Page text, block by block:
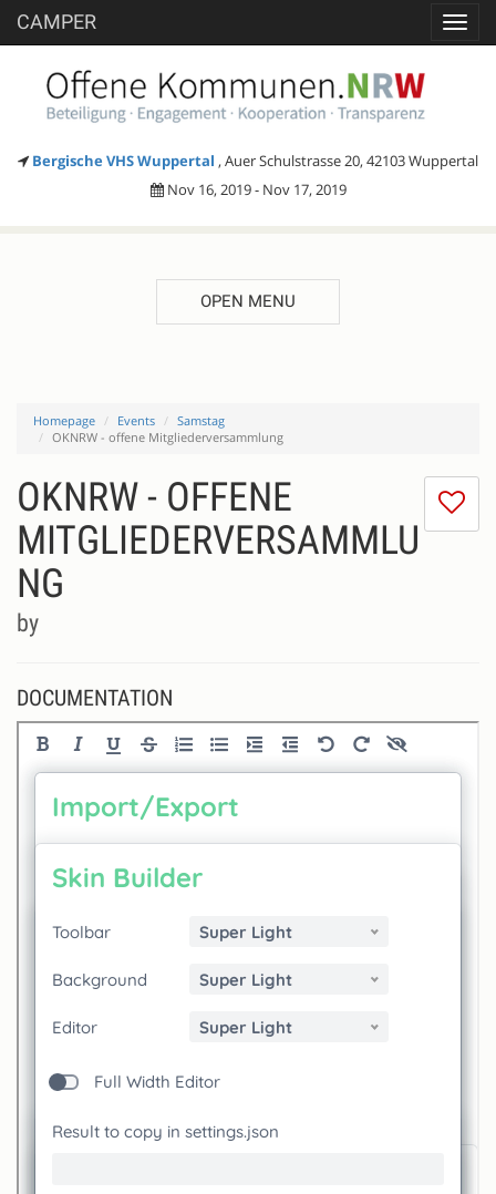
CAMPER
Bergische VHS Wuppertal , Auer Schulstrasse 20, 42103 Wuppertal
Nov 16, 2019 - Nov 17, 2019
OPEN MENU
Homepage Events
Samstag
OKNRW - offene Mitgliederversammlung
I
OKNRW - OFFENE
MITGLIEDERVERSAMMLU
NG
by
DOCUMENTATION